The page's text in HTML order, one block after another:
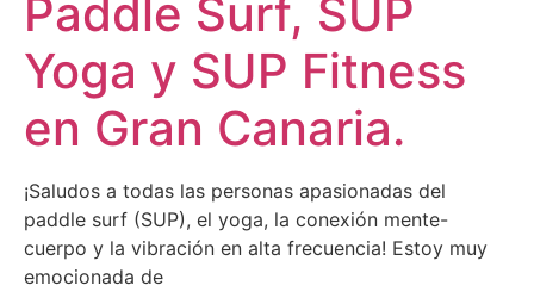
Paddle Surf, SUP
Yoga y SUP Fitness
en Gran Canaria.
¡Saludos a todas las personas apasionadas del
paddle surf (SUP), el yoga, la conexión mente-
cuerpo y la vibración en alta frecuencia! Estoy muy
emocionada de